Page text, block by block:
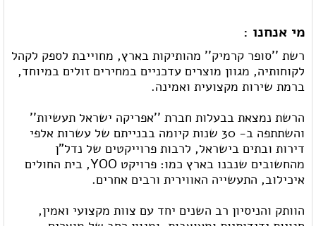
מי אנחנו :
רשת ''סופר קרמיק'' מהותיקות בארץ, מחוייבת לספק לקהל
לקוחותיה, מגוון מוצרים עדכניים במחירים זולים במיוחד,
ברמת שירות מקצועית ואמינה.
הרשת נמצאת בבעלות חברת ''אפריקה ישראל תעשיות''
והשתתפה ב- 30 שנות קיומה בבנייתם של עשרות אלפי
דירות ובתים בישראל, לרבות פרוייקטים של נדל"ן
מהחשובים שנבנו בארץ כמו: פרויקט YOO, בית החולים
איכילוב, התעשייה האווירית ורבים אחרים.
הוותק והניסיון רב השנים יחד עם צוות מקצועי ואמין,